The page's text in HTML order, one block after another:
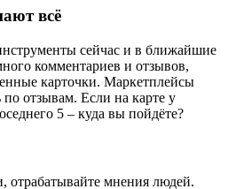
всё
сейчас и в ближайшие
комментариев и отзывов,
карточки. Маркетплейсы
отзывам. Если на карте у
5 – куда вы пойдёте?
отрабатывайте мнения людей.